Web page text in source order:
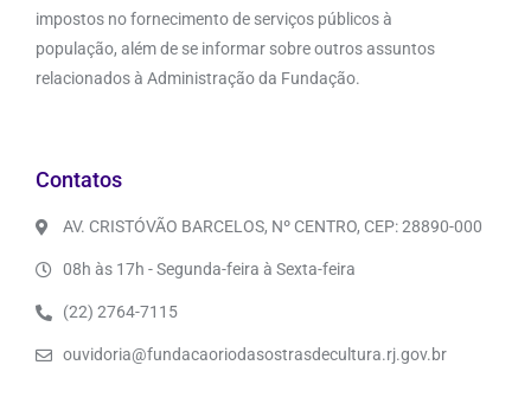
impostos no fornecimento de serviços públicos à
população, além de se informar sobre outros assuntos
relacionados à Administração da Fundação.
Contatos
AV. CRISTÓVÃO BARCELOS, Nº CENTRO, CEP: 28890-000
08h às 17h - Segunda-feira à Sexta-feira
(22) 2764-7115
ouvidoria@fundacaoriodasostrasdecultura.rj.gov.br